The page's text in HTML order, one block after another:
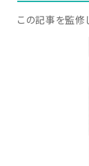
この記事を監